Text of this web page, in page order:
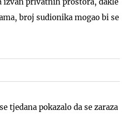
broj sudionika mogao bi se
tjedana pokazalo da se zaraza